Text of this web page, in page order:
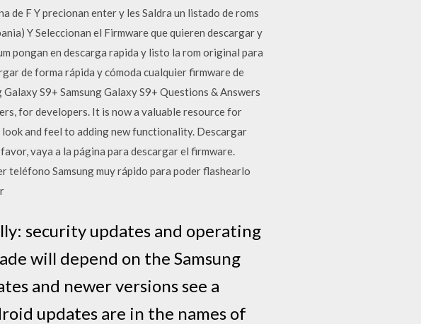
F Y precionan enter y les Saldra un listado de roms
Y Seleccionan el Firmware que quieren descargar y
pongan en descarga rapida y listo la rom original para
de forma rápida y cómoda cualquier firmware de
S9+ Samsung Galaxy S9+ Questions & Answers
for developers. It is now a valuable resource for
and feel to adding new functionality. Descargar
vaya a la página para descargar el firmware.
teléfono Samsung muy rápido para poder flashearlo
security updates and operating
will depend on the Samsung
and newer versions see a
updates are in the names of